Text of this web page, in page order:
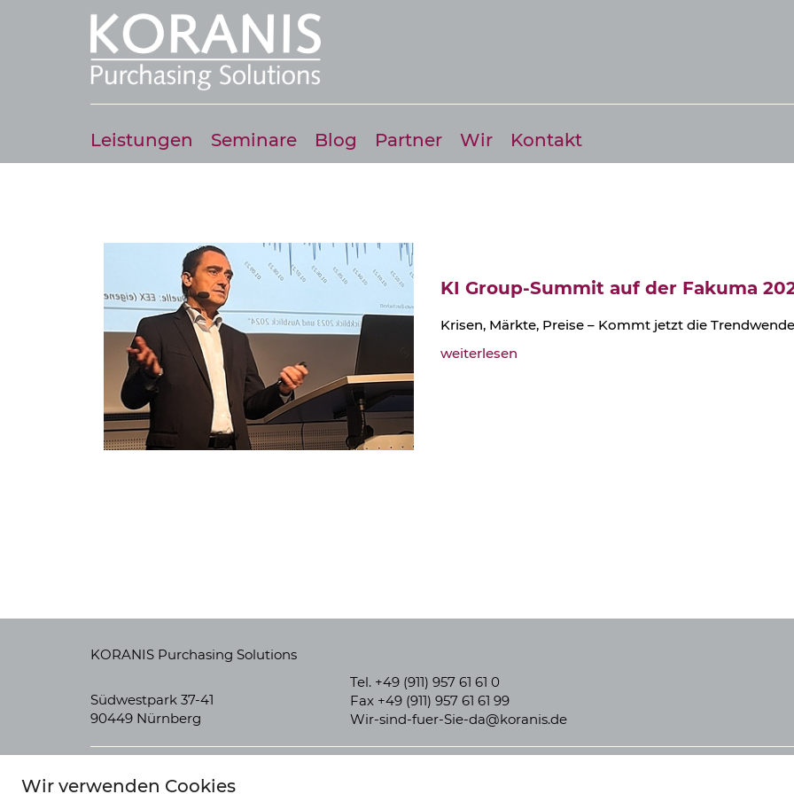
Leistungen Seminare Blog Partner Wir Kontakt
KI Group-Summit auf der Fakuma
Krisen, Märkte, Preise – Kommt jetzt die
weiterlesen
KORANIS Purchasing Solutions
Südwestpark 37-41
90449 Nürnberg
Tel. +49 (911) 957 61 61 0
Fax +49 (911) 957 61 61 99
Wir-sind-fuer-Sie-da@koranis.de
Wir verwenden Cookies